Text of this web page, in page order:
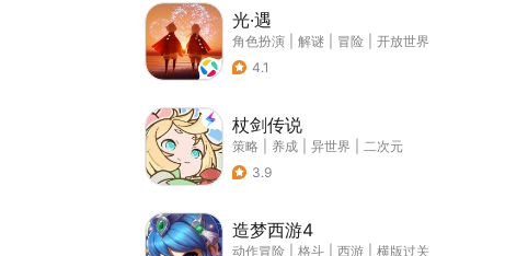
光·遇
角色扮演 解谜 冒险
开放世界
4.1
杖剑传说
策略 养成 异世界
二次元
3.9
造梦西游4
动作冒险 格斗 西游
横版过关